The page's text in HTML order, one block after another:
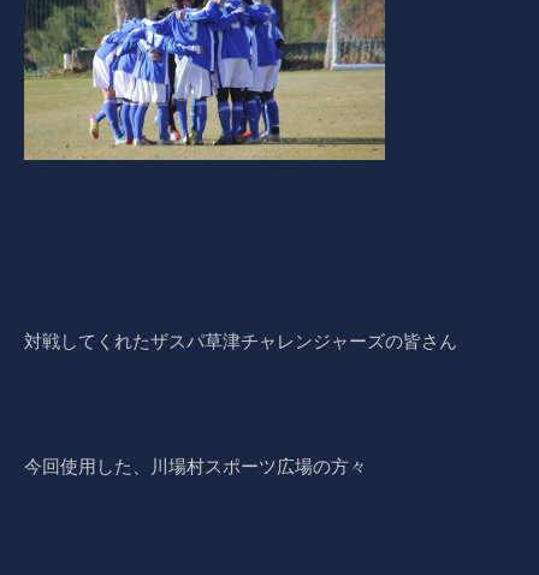
対戦してくれたザスパ草津チャレンジャーズの皆さん
今回使用した、川場村スポーツ広場の方々